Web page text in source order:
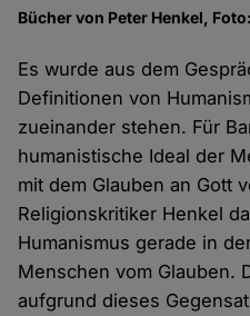
Bücher von Peter Henkel,
Es wurde aus dem
Definitionen von
zueinander stehen. Für
humanistische Ideal der
mit dem Glauben an Gott
Religionskritiker Henkel
Humanismus gerade in
Menschen vom Glauben.
aufgrund dieses